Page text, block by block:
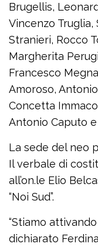
Brugellis,
Vincenzo
Stranieri, Rocco
Margherita
Francesco
Amoroso,
Concetta
Antonio Caputo
La sede del neo
Il verbale di
all’on.le Elio
“Noi Sud”.
“Stiamo
dichiarato